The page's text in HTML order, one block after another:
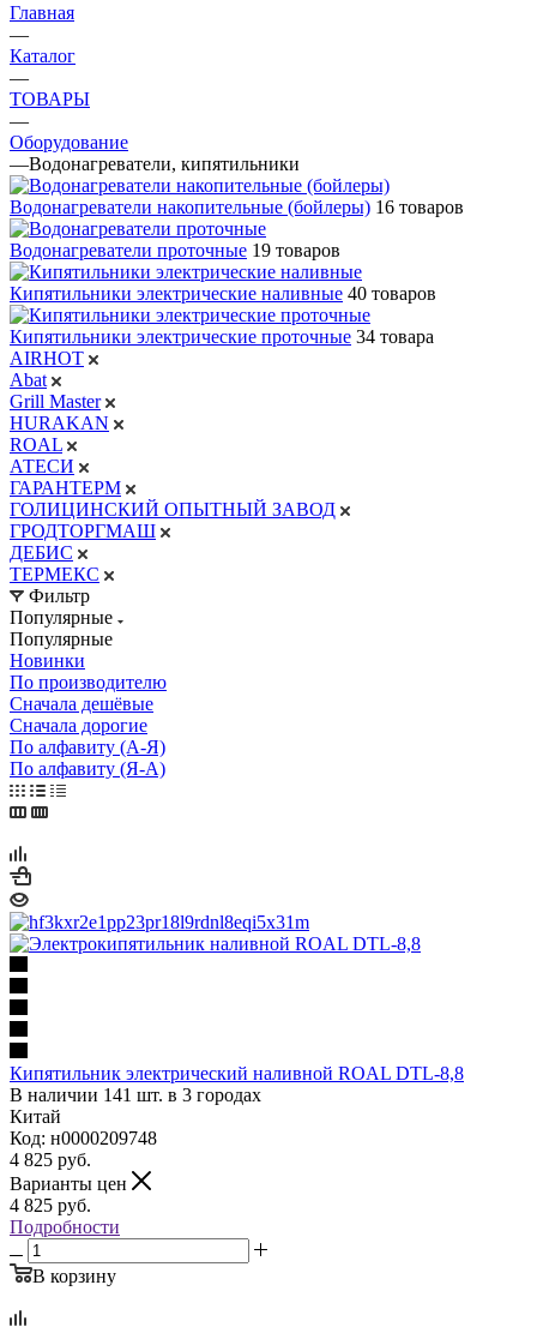
Главная
—
Каталог
—
ТОВАРЫ
—
Оборудование
—Водонагреватели, кипятильники
Водонагреватели накопительные (бойлеры) 16 товаров
Водонагреватели проточные 19 товаров
Кипятильники электрические наливные 40 товаров
Кипятильники электрические проточные 34 товара
AIRHOT
Abat
Grill Master
HURAKAN
ROAL
АТЕСИ
ГАРАНТЕРМ
ГОЛИЦИНСКИЙ ОПЫТНЫЙ ЗАВОД
ГРОДТОРГМАШ
ДЕБИС
ТЕРМЕКС
Фильтр
Популярные
Популярные
Новинки
По производителю
Сначала дешёвые
Сначала дорогие
По алфавиту (А-Я)
По алфавиту (Я-А)
Кипятильник электрический наливной ROAL DTL-8,8
В наличии 141 шт. в 3 городах
Китай
Код: н0000209748
4 825 руб.
Варианты цен
4 825 руб.
Подробности
В корзину